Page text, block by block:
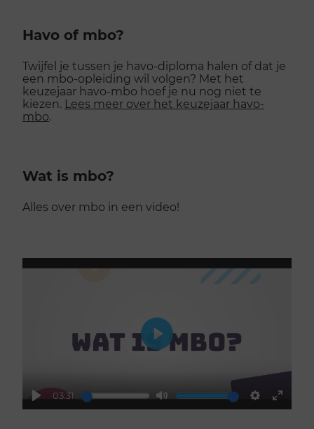
Havo of mbo?
Twijfel je tussen je havo-diploma halen of dat je
een mbo-opleiding wil volgen? Met het
keuzejaar havo-mbo hoef je nu nog niet te
kiezen. Lees meer over het keuzejaar havo-
mbo.
Wat is mbo?
Alles over mbo in een video!
Play
03:31
Mute Settings
Enter
Play